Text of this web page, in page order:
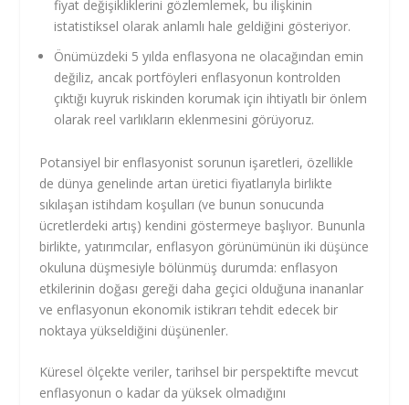
fiyat değişikliklerini gözlemlemek, bu ilişkinin
istatistiksel olarak anlamlı hale geldiğini gösteriyor.
Önümüzdeki 5 yılda enflasyona ne olacağından emin
değiliz, ancak portföyleri enflasyonun kontrolden
çıktığı kuyruk riskinden korumak için ihtiyatlı bir önlem
olarak reel varlıkların eklenmesini görüyoruz.
Potansiyel bir enflasyonist sorunun işaretleri, özellikle
de dünya genelinde artan üretici fiyatlarıyla birlikte
sıkılaşan istihdam koşulları (ve bunun sonucunda
ücretlerdeki artış) kendini göstermeye başlıyor. Bununla
birlikte, yatırımcılar, enflasyon görünümünün iki düşünce
okuluna düşmesiyle bölünmüş durumda: enflasyon
etkilerinin doğası gereği daha geçici olduğuna inananlar
ve enflasyonun ekonomik istikrarı tehdit edecek bir
noktaya yükseldiğini düşünenler.
Küresel ölçekte veriler, tarihsel bir perspektifte mevcut
enflasyonun o kadar da yüksek olmadığını